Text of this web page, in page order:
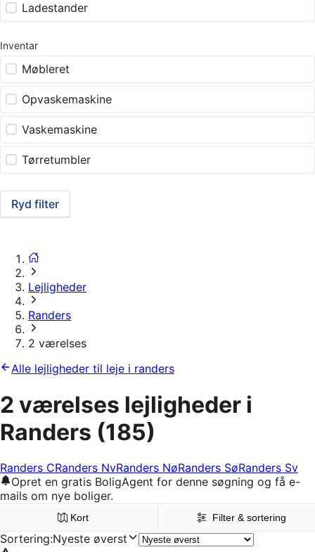
Ladestander
Inventar
Møbleret
Opvaskemaskine
Vaskemaskine
Tørretumbler
Ryd filter
Lejligheder
Randers
2 værelses
Alle lejligheder til leje i randers
2 værelses lejligheder i
Randers (185)
Randers CRanders NvRanders NøRanders SøRanders Sv
Opret en gratis BoligAgent for denne søgning og få e-
mails om nye boliger.
Kort Filter & sortering
Sortering:Nyeste øverst